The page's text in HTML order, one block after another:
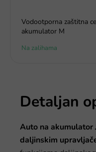
Vodootporna zaštitna
akumulator M
Na zalihama
Detaljan
Auto na akumulator
daljinskim